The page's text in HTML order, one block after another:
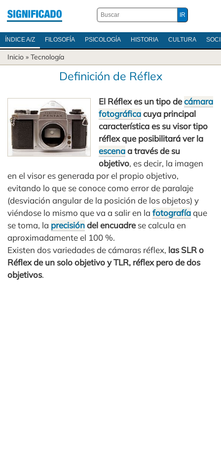
ÍNDICE A/Z FILOSOFÍA PSICOLOGÍA HISTORIA CULTURA
Inicio » Tecnología
Definición de Réflex
El Réflex es un tipo decámara
fotográficacuya principal
característica es su visor tipo
réflex que posibilitará ver la
escenaa través de su
objetivo, es decir, la imagen
en el visor es generada por el propio objetivo,
evitando lo que se conoce como error de paralaje
(desviación angular de la posición de los objetos) y
viéndose lo mismo que va a salir en la fotografíaque
se toma, la precisióndel encuadrese calcula en
aproximadamente el 100 %.
Existen dos variedades de cámaras réflex, las SLR o
Réflex de un solo objetivo y TLR, réflex pero de dos
objetivos.